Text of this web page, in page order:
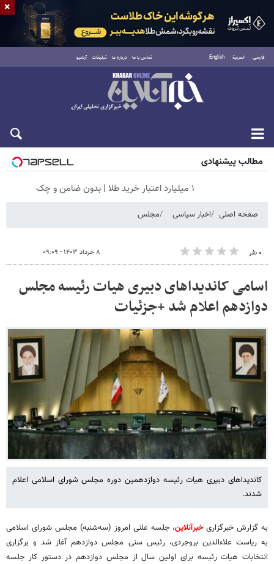
فارسی العربية English تماس با ما درباره ما تبلیغات آرشیو
شنبه ۱۷ مرداد ۱۴۰۵
مطالب پیشنهادی
۱ میلیارد اعتبار خرید طلا | بدون ضامن و چک
صفحه اصلی اخبار سیاسی مجلس
۰ نفر ۸ خرداد ۱۴۰۳ - ۰۹:۰۹
اسامی کاندیداهای دبیری هیات رئیسه مجلس
دوازدهم اعلام شد +جزئیات
کاندیداهای دبیری هیات رئیسه دوازدهمین دوره مجلس شورای اسلامی اعلام
شدند.
به گزارش خبرگزاریخبرآنلاین، جلسه علنی امروز (سه‌شنبه) مجلس شورای اسلامی
به ریاست علاءالدین بروجردی، رئیس سنی مجلس دوازدهم آغاز شد و برگزاری
انتخابات هیات رئیسه برای اولین سال از مجلس دوازدهم در دستور کار جلسه
×